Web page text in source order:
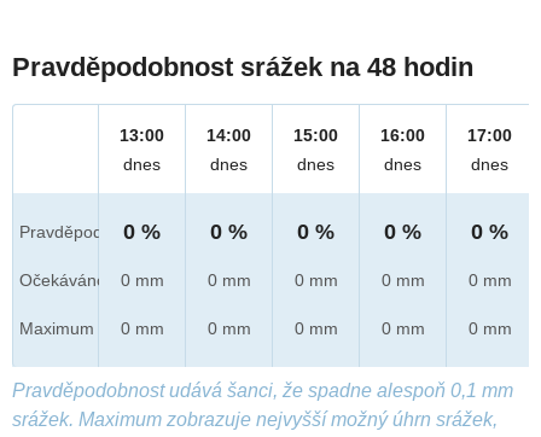
Pravděpodobnost srážek na 48 hodin
Pravděpod.
Očekáváno
Maximum
13:00
dnes
0 %
0 mm
0 mm
14:00
dnes
0 %
0 mm
0 mm
15:00
dnes
0 %
0 mm
0 mm
16:00
dnes
0 %
0 mm
0 mm
17:00
dnes
0 %
0 mm
0 mm
Pravděpodobnost udává šanci, že spadne alespoň 0,1 mm
srážek. Maximum zobrazuje nejvyšší možný úhrn srážek,